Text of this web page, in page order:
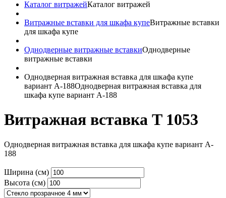
Каталог витражейКаталог витражей
Витражные вставки для шкафа купеВитражные вставки
для шкафа купе
Однодверные витражные вставкиОднодверные
витражные вставки
Однодверная витражная вставка для шкафа купе
вариант A-188Однодверная витражная вставка для
шкафа купе вариант A-188
Витражная вставка T 1053
Однодверная витражная вставка для шкафа купе вариант A-
188
Ширина (см)
Высота (см)